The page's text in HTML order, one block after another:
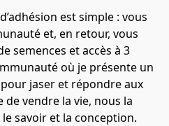
est simple : vous
et, en retour, vous
semences et accès à 3
où je présente un
jaser et répondre aux
vendre la vie, nous la
savoir et la conception.